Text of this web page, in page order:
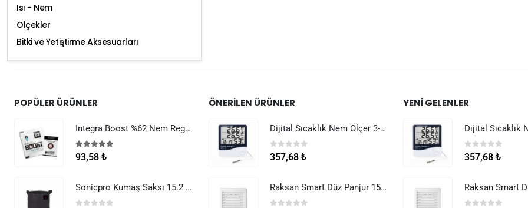
Isı - Nem
Ölçekler
Bitki ve Yetiştirme Aksesuarları
POPÜLER ÜRÜNLER
Integra Boost %62 Nem Regülatörü 8 g
5.005 üzerinden
93,58 ₺
Sonicpro Kumaş Saksı 15.2 Litre (4 Galon)
ÖNERILEN ÜRÜNLER
Dijital Sıcaklık Nem Ölçer 3-1 Sensör Kablolu
05 üzerinden
357,68 ₺
Raksan Smart Düz Panjur 150 mm Sinek Telli
YENI GELENLER
05 üzerinden
357,68 ₺